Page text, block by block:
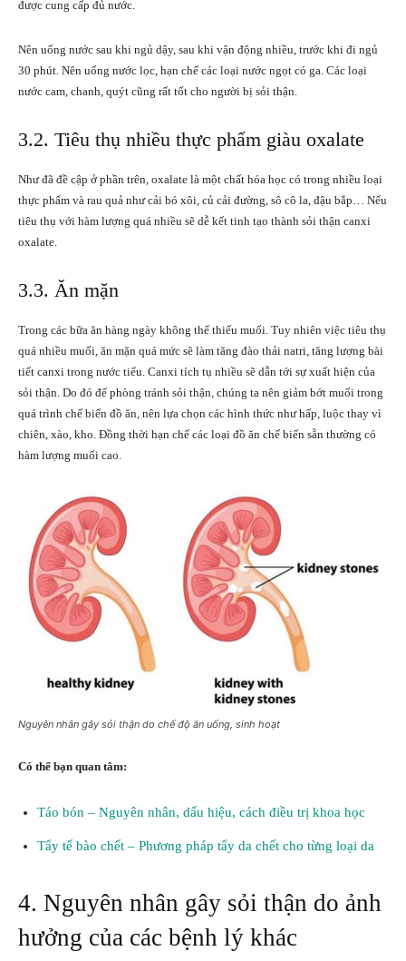
được cung cấp đủ nước.
Nên uống nước sau khi ngủ dậy, sau khi vận động nhiều, trước khi đi ngủ
30 phút. Nên uống nước lọc, hạn chế các loại nước ngọt có ga. Các loại
nước cam , chanh, quýt cũng rất tốt cho người bị sỏi thận.
3.2. Tiêu thụ nhiều thực phẩm giàu oxalate
Như đã đề cập ở phần trên, oxalate là một chất hóa học có trong nhiều loại
thực phẩm và rau quả như cải bó xôi, củ cải đường, sô cô la, đậu bắp… Nếu
tiêu thụ với hàm lượng quá nhiều sẽ dễ kết tinh tạo thành sỏi thận canxi
oxalate.
3.3. Ăn mặn
Trong các bữa ăn hàng ngày không thể thiếu muối. Tuy nhiên việc tiêu thụ
quá nhiều muối, ăn mặn quá mức sẽ làm tăng đào thải natri, tăng lượng bài
tiết canxi trong nước tiểu. Canxi tích tụ nhiều sẽ dẫn tới sự xuất hiện của
sỏi thận. Do đó để phòng tránh sỏi thận, chúng ta nên giảm bớt muối trong
quá trình chế biến đồ ăn, nên lựa chọn các hình thức như hấp, luộc thay vì
chiên, xào, kho. Đồng thời hạn chế các loại đồ ăn chế biến sẵn thường có
hàm lượng muối cao.
Nguyên nhân gây sỏi thận do chế độ ăn uống, sinh hoạt
Có thể bạn quan tâm:
Táo bón – Nguyên nhân, dấu hiệu, cách điều trị khoa học
Tẩy tế bào chết – Phương pháp tẩy da chết cho từng loại da
4. Nguyên nhân gây sỏi thận do ảnh
hưởng của các bệnh lý khác